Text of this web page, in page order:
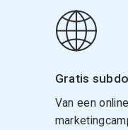
Gratis
Van een